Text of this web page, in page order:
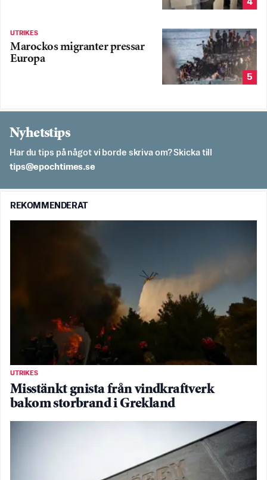
4
UTRIKES
Marockos migranter pressar
Europa
5
Nyhetstips
Har du tips på något vi borde skriva om? Skicka till
es.semithcope@spit
REKOMMENDERAT
UTRIKES
Misstänkt gnista från vindkraftverk
bakom storbrand i Grekland